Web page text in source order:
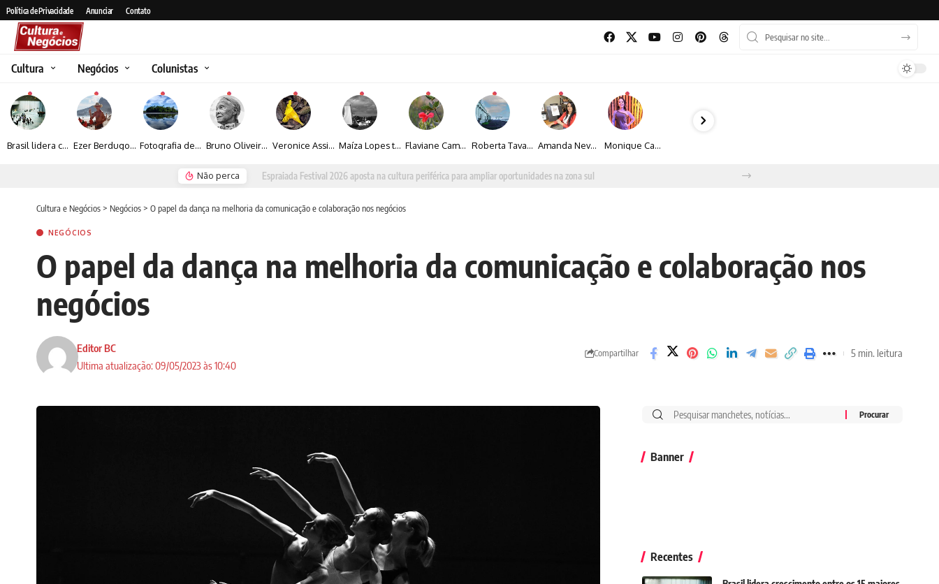
Política de Privacidade Anunciar Contato
Cultura Negócios Colunistas
Brasil lidera crescimento entre os 15 maiores mercados globais de viagens corporativas Ezer Berdugo transforma experiências multiculturais e memórias em narrativas visuais por meio da fotografia Fotografia de Fátima Carlini transforma paisagens naturais em experiências de contemplação Bruno Oliveira retrata o cotidiano urbano por meio da fotografia em preto e branco Veronice Assini Saes transforma a natureza em fotografias marcadas pela sensibilidade Maíza Lopes transforma cultura popular baiana em narrativas fotográficas Flaviane Campos transforma natureza, espiritualidade e sensibilidade em narrativas fotográficas Roberta Tavares transforma a fotografia em obras de arte marcadas pela sensibilidade e sofisticação Amanda Neves transforma a beleza da natureza em obras realistas repletas de sensibilidade Monique Camacho é homenageada no Prêmio Gênios da Atualidade 2026
Não perca Espraiada Festival 2026 aposta na cultura periférica para ampliar oportunidades na zona sul
Cultura e Negócios > Negócios > O papel da dança na melhoria da comunicação e colaboração nos negócios
NEGÓCIOS
O papel da dança na melhoria da comunicação e colaboração nos
negócios
Ultima atualização: 09/05/2023 às 10:40
Editor BC Compartilhar 5 min. leitura
Banner
Recentes